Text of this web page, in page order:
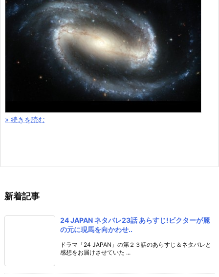
» 続きを読む
新着記事
24 JAPAN ネタバレ23話 あらすじ!ビクターが麗
の元に現馬を向かわせ..
ドラマ「24 JAPAN」の第２３話のあらすじ＆ネタバレと
感想をお届けさせていた ...